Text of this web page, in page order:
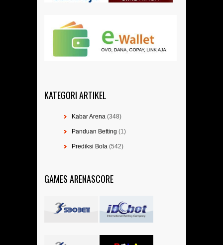
KATEGORI ARTIKEL
Kabar Arena (348)
Panduan Betting (1)
Prediksi Bola (542)
GAMES ARENASCORE